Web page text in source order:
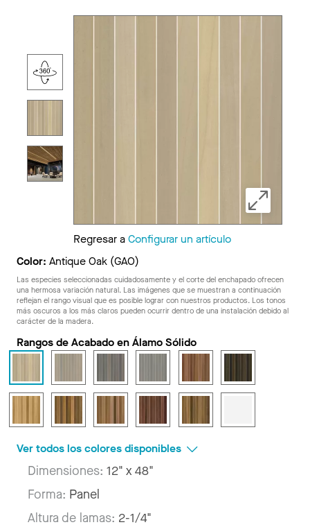
Regresar aConfigurar un artículo
Color: Antique Oak (GAO)
Las especies seleccionadas cuidadosamente y el corte del enchapado ofrecen
una hermosa variación natural. Las imágenes que se muestran a continuación
reflejan el rango visual que es posible lograr con nuestros productos. Los tonos
más oscuros a los más claros pueden ocurrir dentro de una instalación debido al
carácter de la madera.
Rangos de Acabado en Álamo Sólido
Ver todos los colores disponibles
Dimensiones: 12" x 48"
Forma: Panel
Altura de lamas: 2-1/4"